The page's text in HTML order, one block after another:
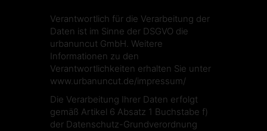
Verantwortlich für die Verarbeitung der
Daten ist im Sinne der DSGVO die
urbanuncut GmbH. Weitere
Informationen zu den
Verantwortlichkeiten erhalten Sie unter
www.urbanuncut.de/impressum/
Die Verarbeitung Ihrer Daten erfolgt
gemäß Artikel 6 Absatz 1 Buchstabe f)
der Datenschutz-Grundverordnung